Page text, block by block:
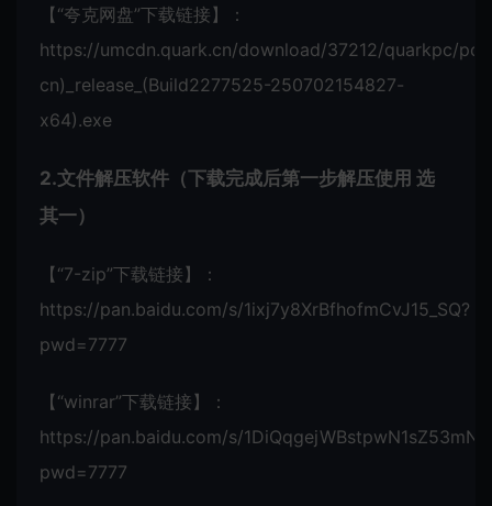
【“夸克网盘”下载链接】：
https://umcdn.quark.cn/download/37212/quarkpc/
cn)_release_(Build2277525-250702154827-
x64).exe
2.文件解压软件（下载完成后第一步解压使用 选
其一）
【“7-zip”下载链接】
：
https://pan.baidu.com/s/1ixj7y8XrBfhofmCvJ15_SQ?
pwd=7777
【“winrar”下载链接】
：
https://pan.baidu.com/s/
pwd=7777